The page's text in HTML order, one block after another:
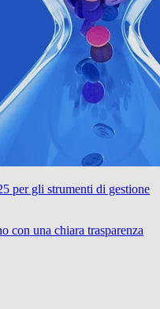
per gli strumenti di gestione
con una chiara trasparenza